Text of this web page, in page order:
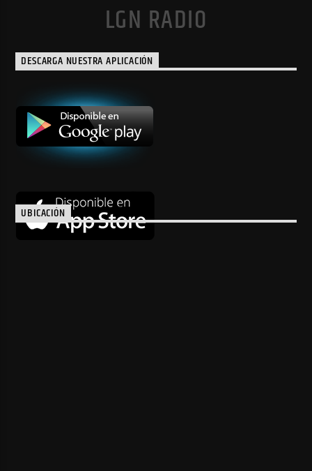
LGN RADIO
DESCARGA NUESTRA APLICACIÓN
UBICACIÓN